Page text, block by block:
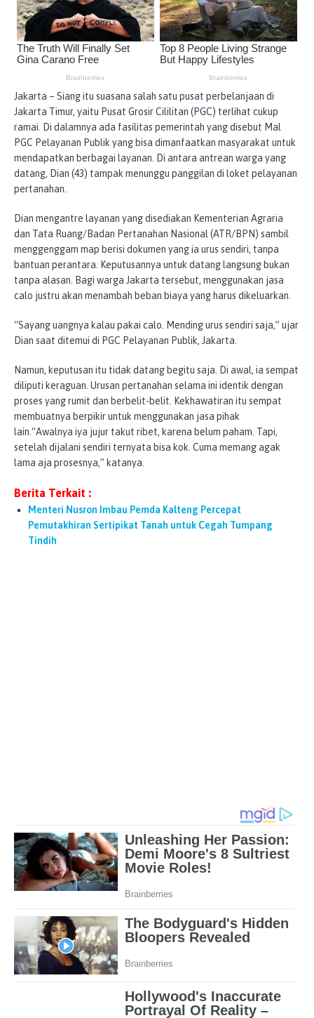
​Jakarta – Siang itu suasana salah satu pusat perbelanjaan di
Jakarta Timur, yaitu Pusat Grosir Cililitan (PGC) terlihat cukup
ramai. Di dalamnya ada fasilitas pemerintah yang disebut Mal
PGC Pelayanan Publik yang bisa dimanfaatkan masyarakat untuk
mendapatkan berbagai layanan. Di antara antrean warga yang
datang, Dian (43) tampak menunggu panggilan di loket pelayanan
pertanahan.
Dian mengantre layanan yang disediakan Kementerian Agraria
dan Tata Ruang/Badan Pertanahan Nasional (ATR/BPN) sambil
menggenggam map berisi dokumen yang ia urus sendiri, tanpa
bantuan perantara. Keputusannya untuk datang langsung bukan
tanpa alasan. Bagi warga Jakarta tersebut, menggunakan jasa
calo justru akan menambah beban biaya yang harus dikeluarkan.
“Sayang uangnya kalau pakai calo. Mending urus sendiri saja,” ujar
Dian saat ditemui di PGC Pelayanan Publik, Jakarta.
Namun, keputusan itu tidak datang begitu saja. Di awal, ia sempat
diliputi keraguan. Urusan pertanahan selama ini identik dengan
proses yang rumit dan berbelit-belit. Kekhawatiran itu sempat
membuatnya berpikir untuk menggunakan jasa pihak
lain.“Awalnya iya jujur takut ribet, karena belum paham. Tapi,
setelah dijalani sendiri ternyata bisa kok. Cuma memang agak
lama aja prosesnya,” katanya.
Berita Terkait :
Menteri Nusron Imbau Pemda Kalteng Percepat
Pemutakhiran Sertipikat Tanah untuk Cegah Tumpang
Tindih